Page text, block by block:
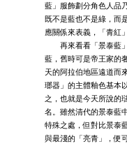
藍」服飾劃分角色人品
既不是藍也不是綠，而
應關係來表義，「青紅
再來看看「景泰藍」
藍，舊時可是帝王家的
天的阿拉伯地區遠道而
瑯器」的主體釉色基本
之，也就是今天所說的
名。雖然清代的景泰藍
特殊之處，但對比景泰
與最淺的「亮青」，便